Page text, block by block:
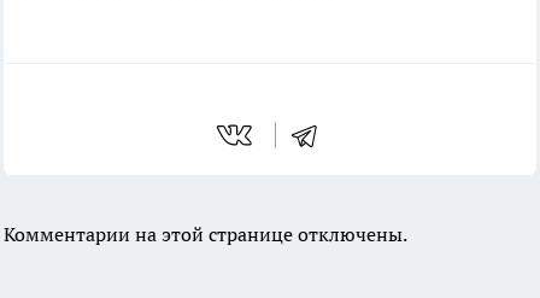
Комментарии на этой странице отключены.